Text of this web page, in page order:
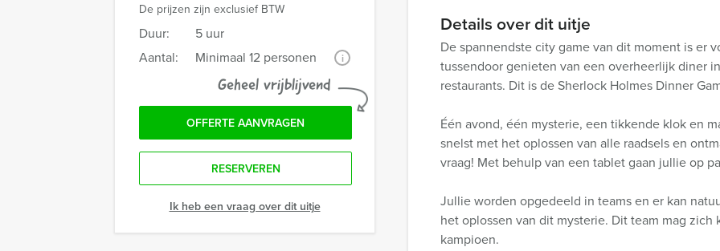
De prijzen zijn exclusief BTW
Duur:
5 uur
Aantal:
Minimaal 12 personen i
Geheel vrijblijvend
OFFERTE AANVRAGEN
RESERVEREN
Ik heb een vraag over dit uitje
Details over dit uitje
De spannendste city game van dit moment is er
tussendoor genieten van een overheerlijk diner
restaurants. Dit is de Sherlock Holmes Dinner
Één avond, één mysterie, een tikkende klok en
snelst met het oplossen van alle raadsels en
vraag! Met behulp van een tablet gaan jullie op
Jullie worden opgedeeld in teams en er kan
het oplossen van dit mysterie. Dit team mag
kampioen.